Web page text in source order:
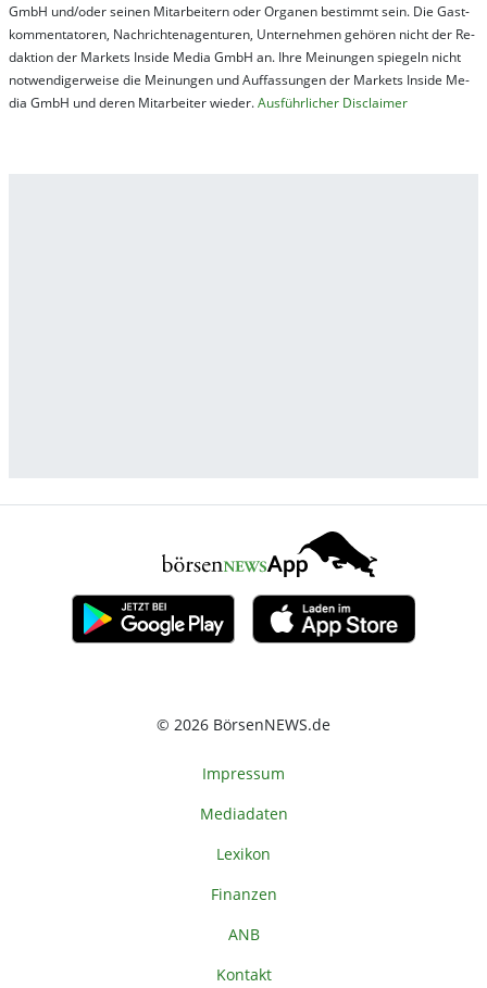
GmbH und/oder sei­nen Mit­ar­bei­tern oder Or­ga­nen be­stim­mt sein. Die Gast­
kom­men­ta­tor­en, Nach­rich­ten­ag­en­tur­en, Un­ter­neh­men ge­hör­en nicht der Re­
dak­tion der Mar­kets In­side Me­dia GmbH an. Ihre Mei­nung­en spie­geln nicht
not­wen­di­ger­wei­se die Mei­nung­en und Auf­fas­sung­en der Mar­kets In­side Me­
dia GmbH und de­ren Mit­ar­bei­ter wie­der.Aus­führ­lich­er Dis­clai­mer
© 2026 BörsenNEWS.de
Impressum
Mediadaten
Lexikon
Finanzen
ANB
Kontakt